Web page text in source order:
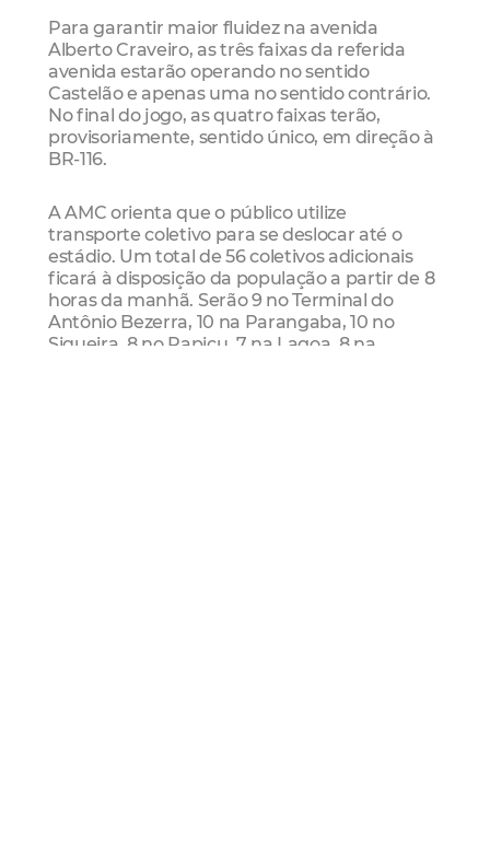
Para garantir maior fluidez na avenida
Alberto Craveiro, as três faixas da referida
avenida estarão operando no sentido
Castelão e apenas uma no sentido contrário.
No final do jogo, as quatro faixas terão,
provisoriamente, sentido único, em direção à
BR-116.
A AMC orienta que o público utilize
transporte coletivo para se deslocar até o
estádio. Um total de 56 coletivos adicionais
ficará à disposição da população a partir de 8
horas da manhã. Serão 9 no Terminal do
Antônio Bezerra, 10 na Parangaba, 10 no
Siqueira, 8 no Papicu, 7 na Lagoa, 8 na